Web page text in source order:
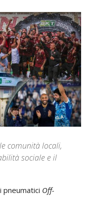
comunità locali,
sociale e il
pneumatici Off-